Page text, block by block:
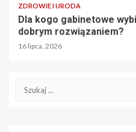
ZDROWIE I URODA
Dla kogo gabinetowe
dobrym rozwiązaniem?
16 lipca, 2026
Szukaj: